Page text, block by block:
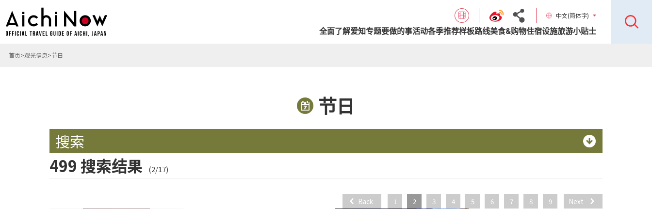
中文(简体字)
全面了解爱知专题要做的事活动各季推荐样板路线美食&购物住宿设施旅游小贴士
首页 观光信息 节日
节日
搜索
499 搜索结果 (2/17)
Back 1 2 3 4 5 6 7 8 9 Next